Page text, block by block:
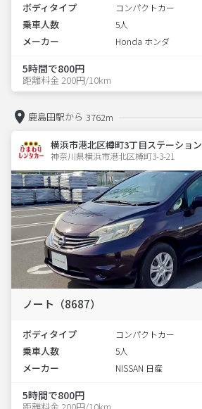
ボディタイプ コンパクトカー
乗車人数 5人
メーカー Honda ホンダ
5時間で800円
距離料金 200円/10km
鹿島田駅から 3762m
横浜市港北区樽町3丁目ステーション
神奈川県横浜市港北区樽町3-3-21
ノート（8687）
ボディタイプ コンパクトカー
乗車人数 5人
メーカー NISSAN 日産
5時間で800円
距離料金 200円/10km